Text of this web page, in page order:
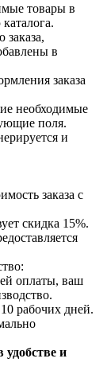
товары в
в
заказа
необходимые
поля.
и
заказа с
скидка 15%.
оплаты, ваш
рабочих дней.
удобстве и